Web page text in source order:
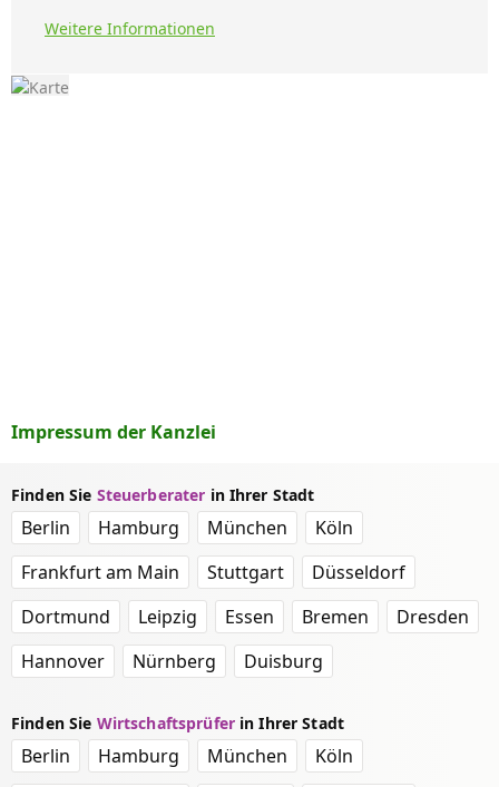
Weitere Informationen
Impressum der Kanzlei
Finden Sie Steuerberater in Ihrer Stadt
Berlin Hamburg München
Köln
Frankfurt am Main
Stuttgart
Düsseldorf
Dortmund
Leipzig Essen Bremen
Dresden
Hannover
Nürnberg Duisburg
Finden Sie Wirtschaftsprüferin Ihrer Stadt
Berlin Hamburg München
Köln